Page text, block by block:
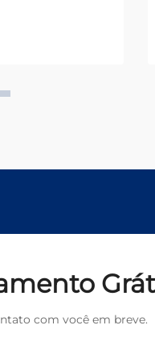
com você em breve.